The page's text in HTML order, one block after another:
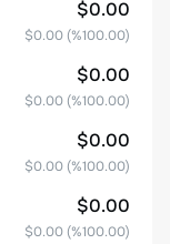
$0.00
$0.00 (%100.00)
$0.00
$0.00 (%100.00)
$0.00
$0.00 (%100.00)
$0.00
$0.00 (%100.00)